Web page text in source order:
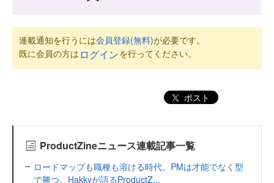
連載通知を行うには会員登録(無料)が必要です。
既に会員の方は ログインを行ってください。
ポスト
ProductZineニュース連載記事一覧
ロードマップも職種も溶ける時代、PMは才能でなく型
で勝つ。Hakkyが語るProductZ...